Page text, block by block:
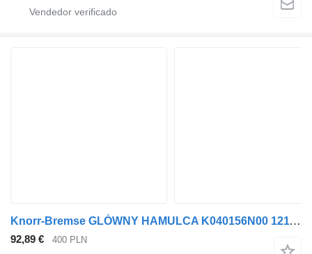
Knorr-Bremse GLÓWNY HAMULCA K040156N00 12115 válvula de control de freno para Volvo FE FL cabeza tractora
92,89 € 400 PLN